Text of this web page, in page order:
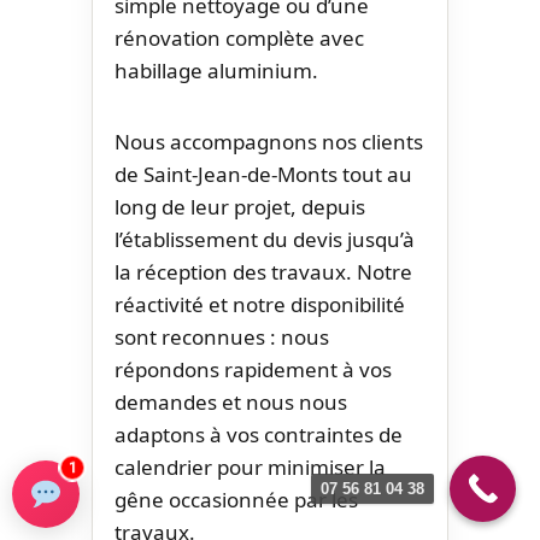
rénovation complète avec
habillage aluminium.
Nous accompagnons nos clients
de Saint-Jean-de-Monts tout au
long de leur projet, depuis
l’établissement du devis jusqu’à
la réception des travaux. Notre
réactivité et notre disponibilité
sont reconnues : nous
répondons rapidement à vos
demandes et nous nous
adaptons à vos contraintes de
calendrier pour minimiser la
gêne occasionnée par les
travaux.
07 56 81 04 38
1